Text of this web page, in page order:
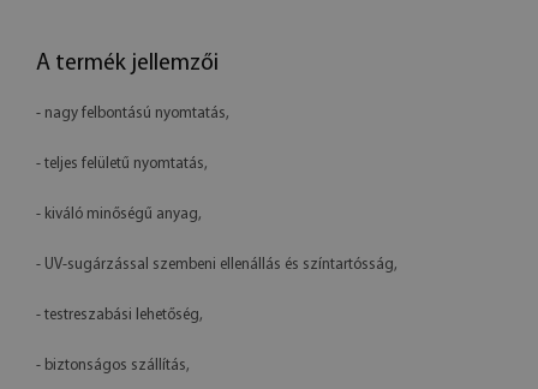
A termék jellemzői
- nagy felbontású nyomtatás,
- teljes felületű nyomtatás,
- kiváló minőségű anyag,
- UV-sugárzással szembeni ellenállás és színtartósság,
- testreszabási lehetőség,
- biztonságos szállítás,